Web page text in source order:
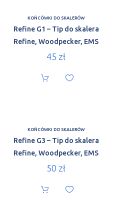
KOŃCÓWKI DO SKALERÓW
Refine G1 – Tip do skalera
Refine, Woodpecker, EMS
45 zł
KOŃCÓWKI DO SKALERÓW
Refine G3 – Tip do skalera
Refine, Woodpecker, EMS
50 zł